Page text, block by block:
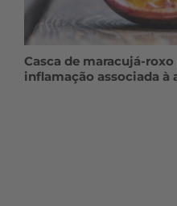
Casca de maracujá-
inflamação associada à